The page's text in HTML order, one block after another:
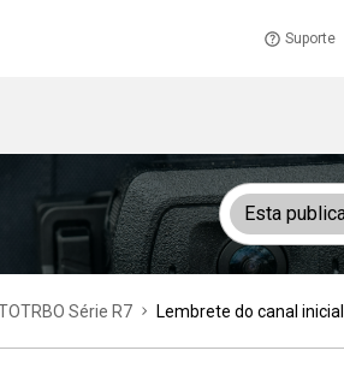
Suporte
Esta
Série R7 Lembrete do canal inicial